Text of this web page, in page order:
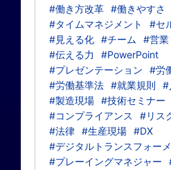
#働き方改革 #働きやすさ
#タイムマネジメント
#セ
#見える化 #チーム
#営業
#伝える力
#PowerPoint
#プレゼンテーション
#労
#労働基準法 #就業規則 #
#製造現場 #技術セミナー
#コンプライアンス
#リス
#法律 #生産現場 #DX
#デジタルトランスフォー
#プレーイングマネジャー